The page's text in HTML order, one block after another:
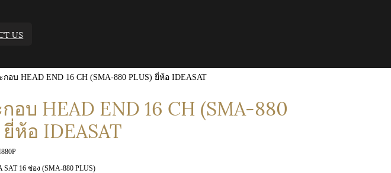
US
อบ HEAD END 16 CH (SMA-880 PLUS) ยี่ห้อ IDEASAT
อบ HEAD END 16 CH (SMA-880
ห้อ IDEASAT
16 ช่อง (SMA-880 PLUS)